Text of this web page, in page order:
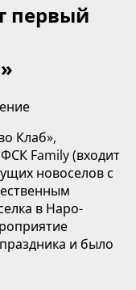
первый
Клаб»,
Family (входит
новоселов с
в Наро-
и было